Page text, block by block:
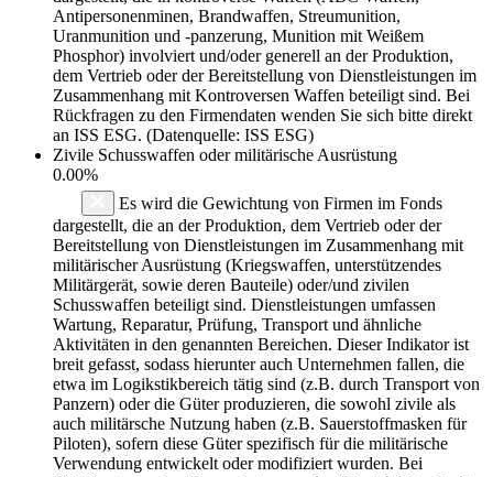
Antipersonenminen, Brandwaffen, Streumunition,
Uranmunition und -panzerung, Munition mit Weißem
Phosphor) involviert und/oder generell an der Produktion,
dem Vertrieb oder der Bereitstellung von Dienstleistungen im
Zusammenhang mit Kontroversen Waffen beteiligt sind. Bei
Rückfragen zu den Firmendaten wenden Sie sich bitte direkt
an ISS ESG. (Datenquelle: ISS ESG)
Zivile Schusswaffen oder militärische Ausrüstung
0.00%
Es wird die Gewichtung von Firmen im Fonds
dargestellt, die an der Produktion, dem Vertrieb oder der
Bereitstellung von Dienstleistungen im Zusammenhang mit
militärischer Ausrüstung (Kriegswaffen, unterstützendes
Militärgerät, sowie deren Bauteile) oder/und zivilen
Schusswaffen beteiligt sind. Dienstleistungen umfassen
Wartung, Reparatur, Prüfung, Transport und ähnliche
Aktivitäten in den genannten Bereichen. Dieser Indikator ist
breit gefasst, sodass hierunter auch Unternehmen fallen, die
etwa im Logikstikbereich tätig sind (z.B. durch Transport von
Panzern) oder die Güter produzieren, die sowohl zivile als
auch militärsche Nutzung haben (z.B. Sauerstoffmasken für
Piloten), sofern diese Güter spezifisch für die militärische
Verwendung entwickelt oder modifiziert wurden. Bei